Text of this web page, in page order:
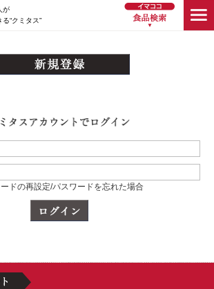
が
“クミタス”
ドの再設定/パスワードを忘れた場合